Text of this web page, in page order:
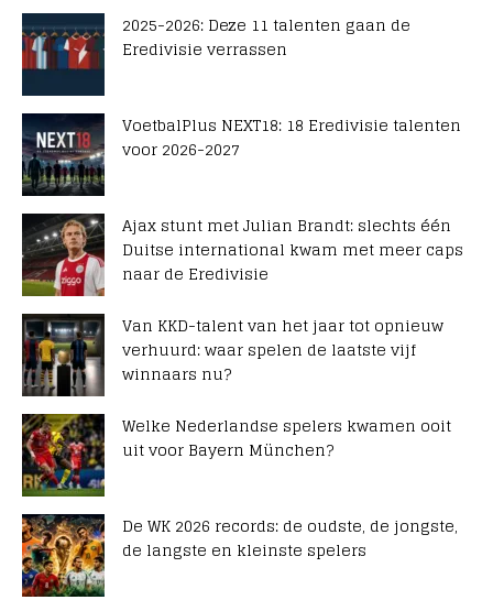
2025-2026: Deze 11 talenten gaan de
Eredivisie verrassen
VoetbalPlus NEXT18: 18 Eredivisie talenten
voor 2026-2027
Ajax stunt met Julian Brandt: slechts één
Duitse international kwam met meer caps
naar de Eredivisie
Van KKD-talent van het jaar tot opnieuw
verhuurd: waar spelen de laatste vijf
winnaars nu?
Welke Nederlandse spelers kwamen ooit
uit voor Bayern München?
De WK 2026 records: de oudste, de jongste,
de langste en kleinste spelers